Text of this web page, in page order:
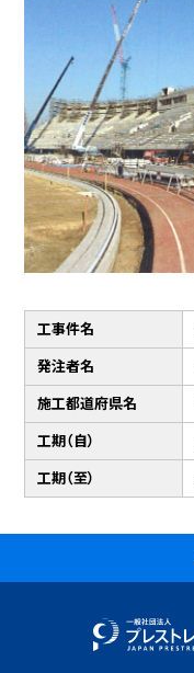
工事件名
発注者名
施工都道府県名
工期（自）
工期（至）